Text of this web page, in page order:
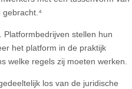
stellen hun
het platform in de praktijk
welke regels zij moeten werken.
los van de juridische